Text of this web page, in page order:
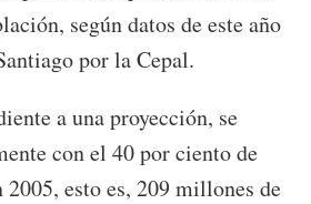
según datos de este año
por la Cepal.
a una proyección, se
con el 40 por ciento de
2005, esto es, 209 millones de